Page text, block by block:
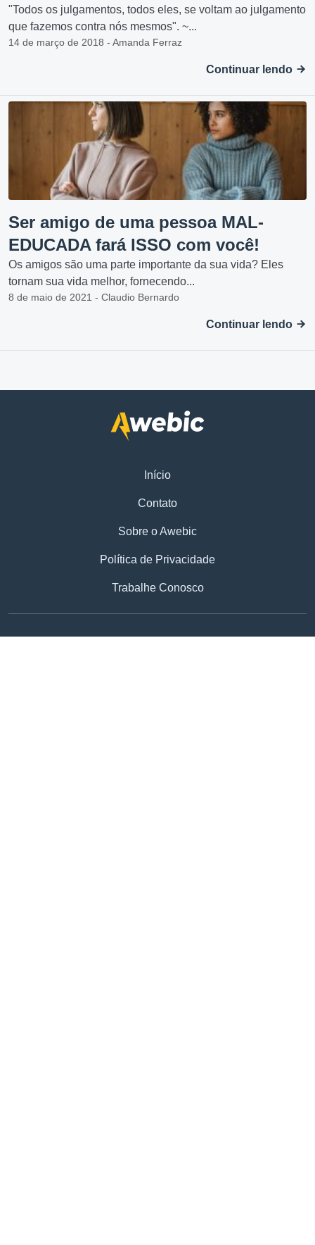
"Todos os julgamentos, todos eles, se voltam ao julgamento
que fazemos contra nós mesmos". ~...
14 de março de 2018 - Amanda Ferraz
Continuar lendo
Ser amigo de uma pessoa MAL-
EDUCADA fará ISSO com você!
Os amigos são uma parte importante da sua vida? Eles
tornam sua vida melhor, fornecendo...
8 de maio de 2021 - Claudio Bernardo
Continuar lendo
Início
Contato
Sobre o Awebic
Política de Privacidade
Trabalhe Conosco